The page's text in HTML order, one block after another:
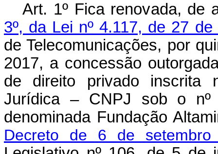
Art. 1º Fica renovada,
3º, da Lei nº 4.117, de 27
de Telecomunicações, por
2017, a concessão
de direito privado inscrita
Jurídica – CNPJ sob o nº
denominada Fundação
Decreto de 6 de